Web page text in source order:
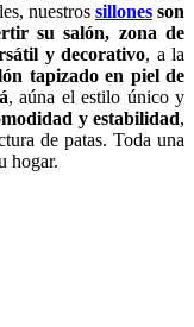
nuestros sillones son
su salón, zona de
y decorativo, a la
tapizado en piel de
, aúna el estilo único y
y estabilidad,
de patas. Toda una
hogar.